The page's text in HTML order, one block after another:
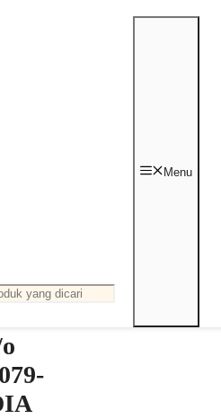
Menu